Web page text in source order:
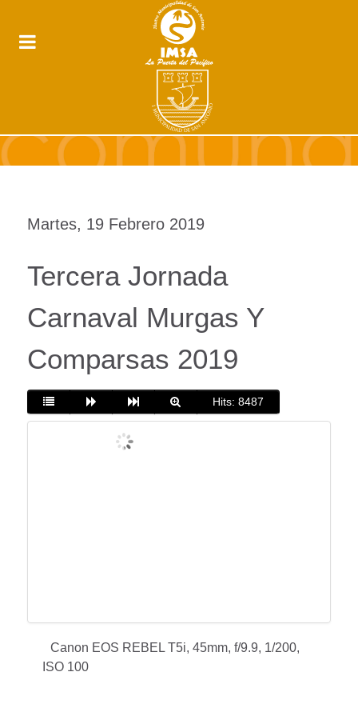
Martes, 19 Febrero 2019
Tercera Jornada
Carnaval Murgas Y
Comparsas 2019
Hits: 8487
Canon EOS REBEL T5i, 45mm, f/9.9, 1/200,
ISO 100